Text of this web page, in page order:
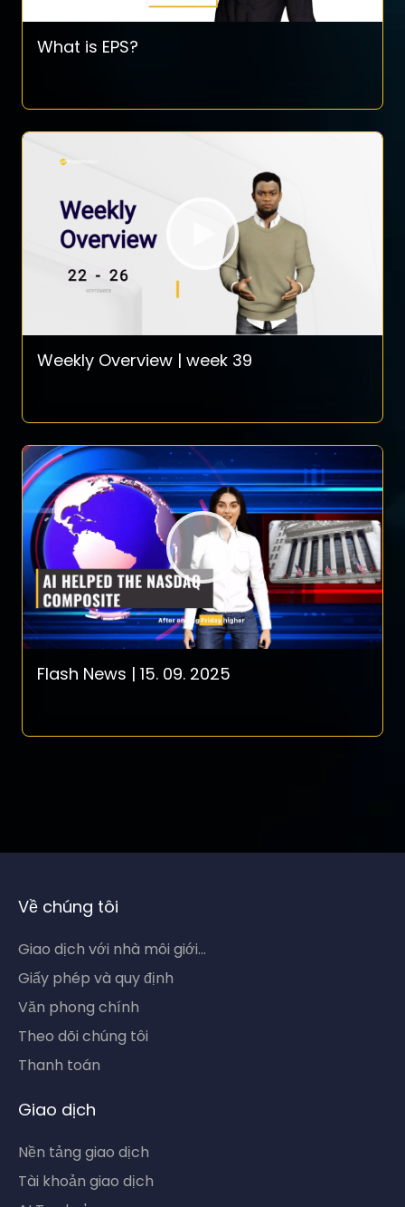
What is EPS?
Weekly Overview | week 39
Flash News | 15. 09. 2025
Về chúng tôi
Giao dịch với nhà môi giới...
Giấy phép và quy định
Văn phong chính
Theo dõi chúng tôi
Thanh toán
Giao dịch
Nền tảng giao dịch
Tài khoản giao dịch